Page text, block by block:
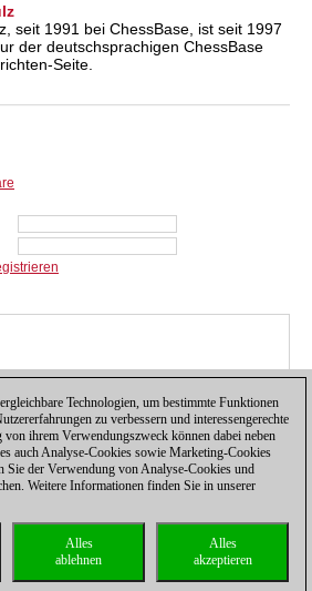
seit 1991 bei ChessBase, ist seit 1997
der deutschsprachigen ChessBase
Seite.
Kontakt| |Lizenzen
Hotline|
Technologien, um bestimmte Funktionen
zu verbessern und interessengerechte
von ihrem Verwendungszweck können dabei neben
auch Analyse-Cookies sowie Marketing-Cookies
Sie der Verwendung von Analyse-Cookies und
Weitere Informationen finden Sie in unserer
Alles
akzeptieren
Alles
ablehnen